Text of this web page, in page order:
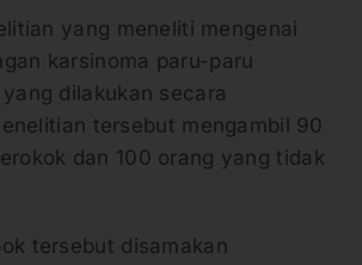
yang meneliti mengenai
karsinoma paru-paru
dilakukan secara
tersebut mengambil 90
dan 100 orang yang tidak
tersebut disamakan